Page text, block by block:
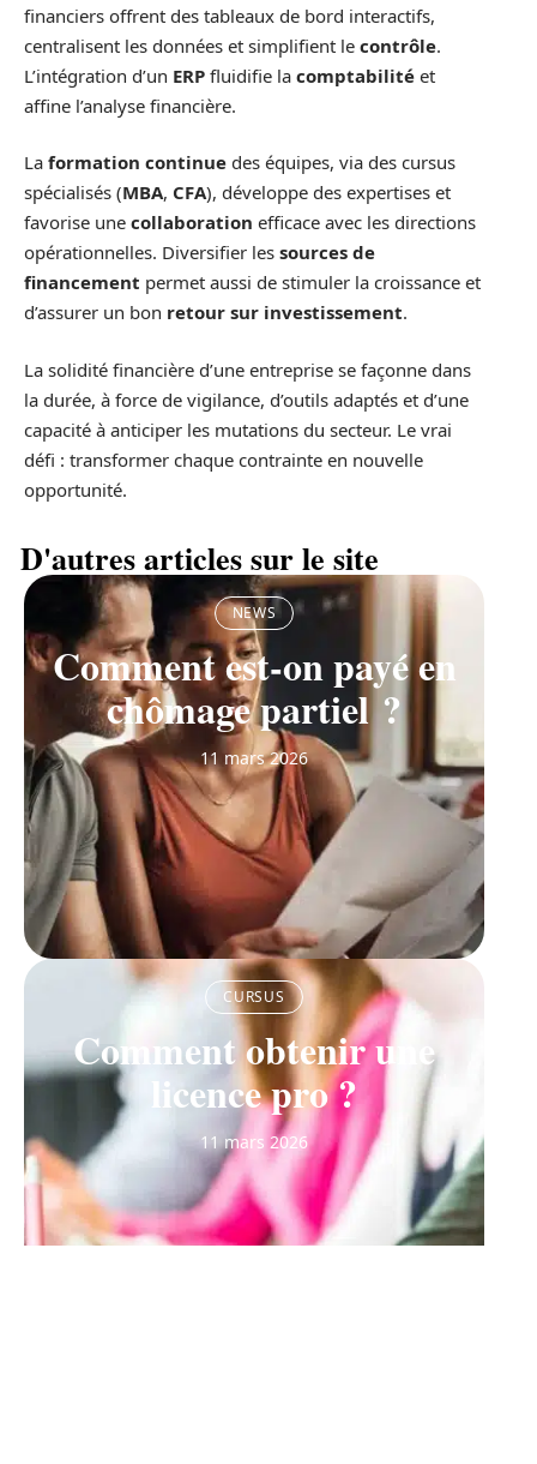
financiers offrent des tableaux de bord interactifs,
centralisent les données et simplifient le contrôle.
L’intégration d’un ERP fluidifie la comptabilité et
affine l’analyse financière.
La formation continue des équipes, via des cursus
spécialisés (MBA, CFA), développe des expertises et
favorise une collaboration efficace avec les directions
opérationnelles. Diversifier les sources de
financement permet aussi de stimuler la croissance et
d’assurer un bon retour sur investissement.
La solidité financière d’une entreprise se façonne dans
la durée, à force de vigilance, d’outils adaptés et d’une
capacité à anticiper les mutations du secteur. Le vrai
défi : transformer chaque contrainte en nouvelle
opportunité.
D'autres articles sur le site
NEWS
Comment est-on payé en
chômage partiel ?
11 mars 2026
CURSUS
Comment obtenir une
licence pro ?
11 mars 2026